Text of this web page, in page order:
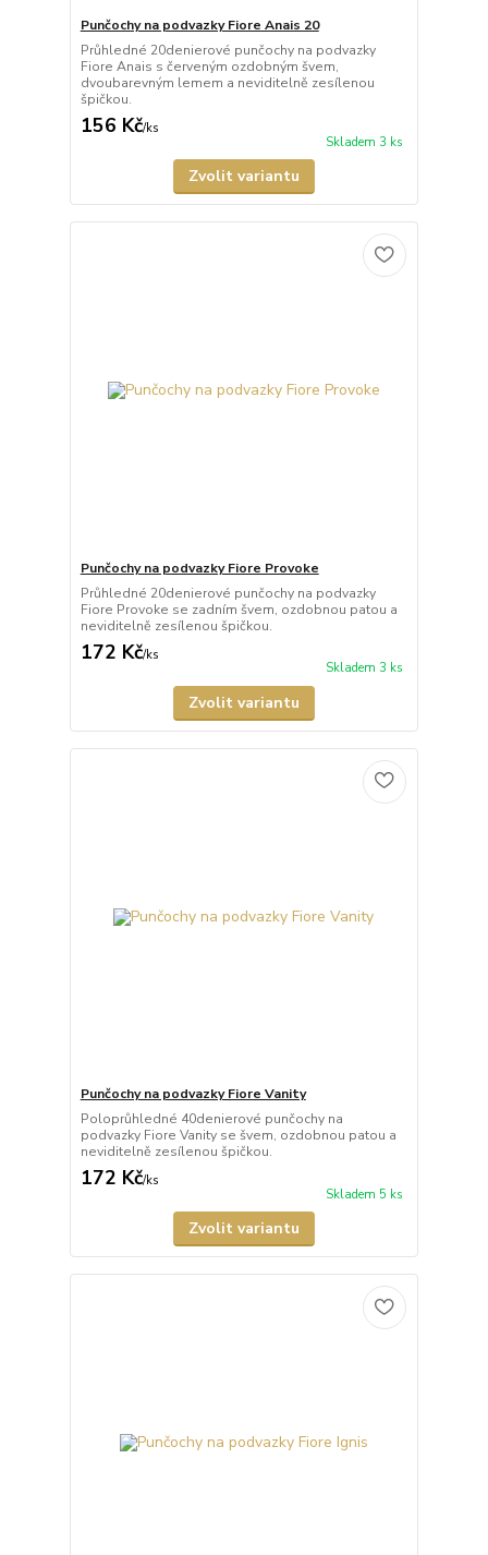
Punčochy na podvazky Fiore Anais 20
Průhledné 20denierové punčochy na podvazky
Fiore Anais s červeným ozdobným švem,
dvoubarevným lemem a neviditelně zesílenou
špičkou.
156 Kč/ks
Skladem 3 ks
Zvolit variantu
Punčochy na podvazky Fiore Provoke
Průhledné 20denierové punčochy na podvazky
Fiore Provoke se zadním švem, ozdobnou patou a
neviditelně zesílenou špičkou.
172 Kč/ks
Skladem 3 ks
Zvolit variantu
Punčochy na podvazky Fiore Vanity
Poloprůhledné 40denierové punčochy na
podvazky Fiore Vanity se švem, ozdobnou patou a
neviditelně zesílenou špičkou.
172 Kč/ks
Skladem 5 ks
Zvolit variantu